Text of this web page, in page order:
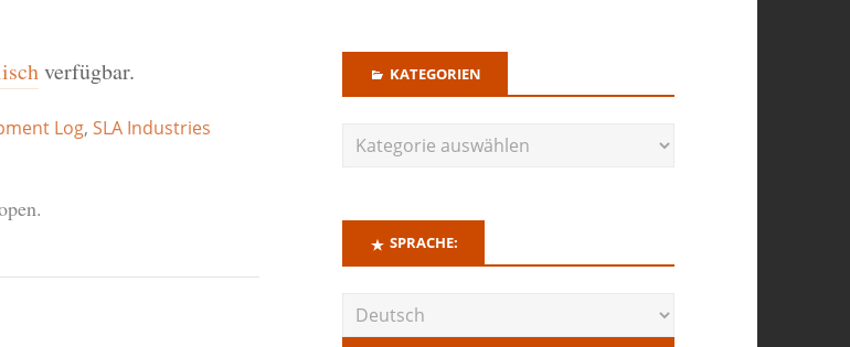
verfügbar.
Log, SLA Industries
KATEGORIEN
SPRACHE: